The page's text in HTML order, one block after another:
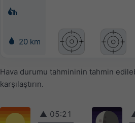
20 km
Hava durumu tahmininin tahmin
karşılaştırın.
▲ 05:21